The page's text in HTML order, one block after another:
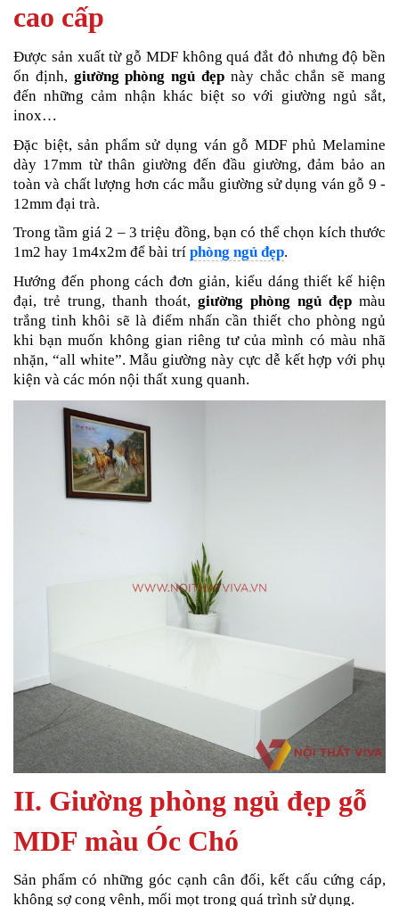
cao cấp
Được sản xuất từ gỗ MDF không quá đắt đỏ nhưng độ bền
ổn định, giường phòng ngủ đẹp này chắc chắn sẽ mang
đến những cảm nhận khác biệt so với giường ngủ sắt,
inox…
Đặc biệt, sản phẩm sử dụng ván gỗ MDF phủ Melamine
dày 17mm từ thân giường đến đầu giường, đảm bảo an
toàn và chất lượng hơn các mẫu giường sử dụng ván gỗ 9 -
12mm đại trà.
Trong tầm giá 2 – 3 triệu đồng, bạn có thể chọn kích thước
1m2 hay 1m4x2m để bài trí phòng ngủ đẹp.
Hướng đến phong cách đơn giản, kiểu dáng thiết kế hiện
đại, trẻ trung, thanh thoát, giường phòng ngủ đẹp màu
trắng tinh khôi sẽ là điểm nhấn cần thiết cho phòng ngủ
khi bạn muốn không gian riêng tư của mình có màu nhã
nhặn, “all white”. Mẫu giường này cực dễ kết hợp với phụ
kiện và các món nội thất xung quanh.
II. Giường phòng ngủ đẹp gỗ
MDF màu Óc Chó
Sản phẩm có những góc cạnh cân đối, kết cấu cứng cáp,
không sợ cong vênh, mối mọt trong quá trình sử dụng.